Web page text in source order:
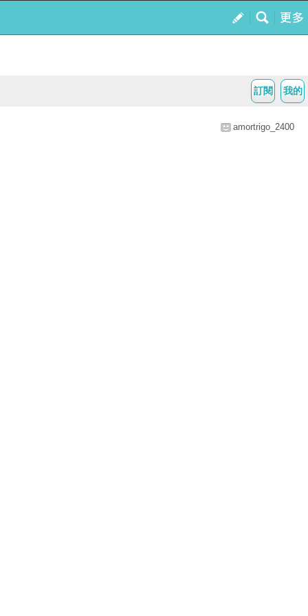
我的
訂閱
amortrigo_2400